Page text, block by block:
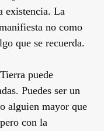
existencia. La
no como
que se recuerda.
puede
Puedes ser un
alguien mayor que
con la